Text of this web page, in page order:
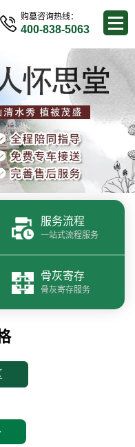
购墓咨询热线：
400-838-5063
服务流程
一站式流程服务
骨灰寄存
骨灰寄存服务